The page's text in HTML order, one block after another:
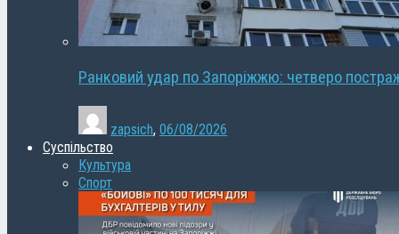
Ранковий удар по Запоріжжю: четверо
zapsich, 06/08/2026
Суспільство
Культура
Спорт